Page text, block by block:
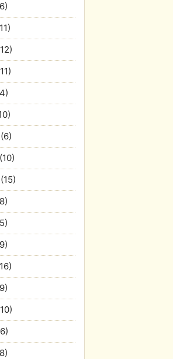
(6)
(10)
(15)